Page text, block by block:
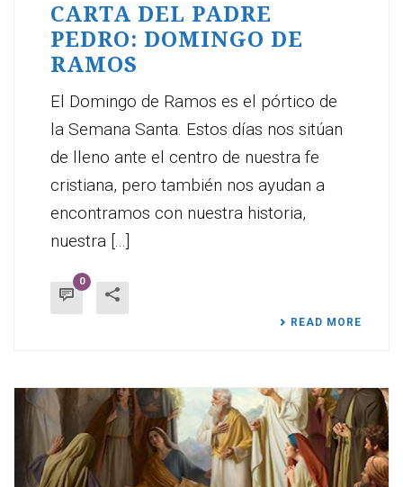
CARTA DEL PADRE
PEDRO: DOMINGO DE
RAMOS
El Domingo de Ramos es el pórtico de
la Semana Santa. Estos días nos sitúan
de lleno ante el centro de nuestra fe
cristiana, pero también nos ayudan a
encontramos con nuestra historia,
nuestra [...]
0
READ MORE